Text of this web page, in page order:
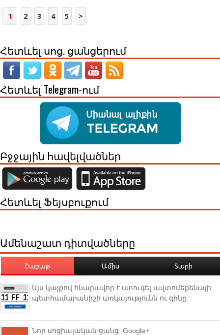
1 2 3 4 5 >
Հետևել սոց. ցանցերում
Հետևել Telegram-ում
Բջջային հավելվածներ
Հետևել Ֆեյսբուքում
Ամենաշատ դիտվածները
Շաբաթ Ամիս Տարի
Այս կայքով հնարավոր է ստուգել ավտոմեքենայի
պետհամարանիշի առկայությունն ու գինը
Նոր սոցիալական ցանց: Google+